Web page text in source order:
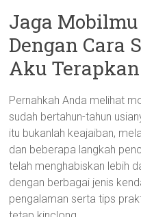
Jaga
Dengan Cara
Aku Terapkan
Pernahkah Anda melihat
sudah bertahun-tahun
itu bukanlah keajaiban,
dan beberapa langkah
telah menghabiskan lebih
dengan berbagai jenis
pengalaman serta tips